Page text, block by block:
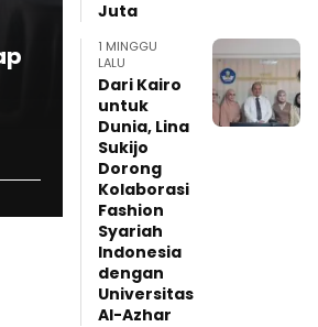
Sidrap,
Syaharuddin
Alrif Serahkan
Rumah Layak
ke Idawa
Juta
1 MINGGU
LALU
Dari Kairo
untuk
Dunia, Lina
Sukijo
Dorong
Kolaborasi
Fashion
Syariah
Indonesia
dengan
Universitas
Al-Azhar